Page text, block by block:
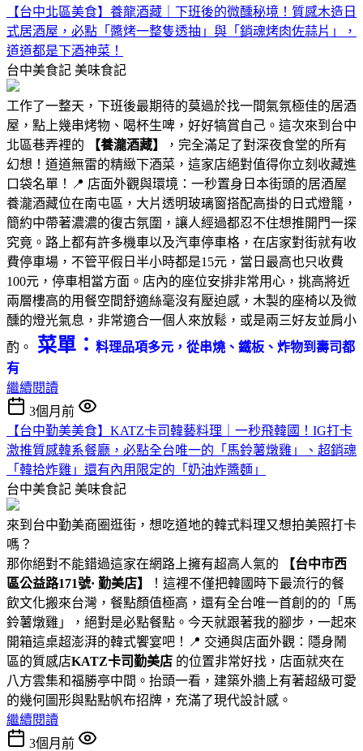
【台中北區美食】養龍酒藏｜下班後的微醺秘境！質感木造日
式居酒屋，必點「醬烤一整隻透抽」與「銷魂烤肉佐蒜片」，
道道都是下酒神菜！
台中美食記 美味食記
工作了一整天，下班後最期待的莫過於找一間氣氛極佳的居酒
屋，點上幾串烤物、喝杯生啤，好好犒賞自己。這次來到台中
北區巷弄裡的
【養瀧酒藏】
，完全滿足了對深夜食堂的所有
幻想！道道無雷的精緻下酒菜，這家店絕對值得你立刻收藏進
口袋名單！📍 店面外觀與環境：一秒置身日本街頭的居酒屋
養瀧酒藏位在南屯區，大片透明玻璃窗搭配高掛的日式燈籠，
簡約中帶著濃濃的復古氛圍，讓人經過都忍不住想推開門一探
究竟。路上都有許多機車以及汽車停車格，在店家對街就有收
費停車場，不管平假日半小時都是15元，當日最高也只收費
100元，停車相當方面。店內的座位安排非常用心，挑高將近
兩層樓高的用餐空間舒適絲毫沒有壓迫感，木製的座椅以及微
醺的燈光氣息，非常適合一個人來放鬆，或是兩三好友並肩小
酌。
菜單： 料理品項多元，從串燒、鐵板、炸物到壽司都
有
繼續閱讀
3個月前
【台中勤美美食】KATZ卡司韓藝料理｜一秒飛韓國！IG打卡
激推質感韓系餐廳，必點全台唯一的「馬鈴薯燉雞」、超銷魂
「韓拾炸雞」還有內用限定的「奶油炸醬麵」
台中美食記 美味食記
來到台中勤美商圈逛街，想吃道地的韓式料理又想拍美照打卡
嗎？
那你絕對不能錯過這家在網路上擁有超高人氣的
【台中市西
區公益路171號· 勤美店】
！這裡不僅把韓國時下最流行的餐
飲文化搬來台灣，餐點顏值極高，還有全台唯一首創的的「馬
鈴薯燉雞」，絕對是必點餐點。今天就跟著我的腳步，一起來
開箱這桌超澎湃的韓式饗宴吧！📍 交通與店面外觀：隱身鬧
區的質感店KATZ卡司勤美店 的位置非常好找，店面就夾在
八方雲集和福勝亭中間。抬頭一看，建築外牆上有著超級可愛
的幾何圖形與點點帆布招牌，充滿了現代設計感。
繼續閱讀
3個月前